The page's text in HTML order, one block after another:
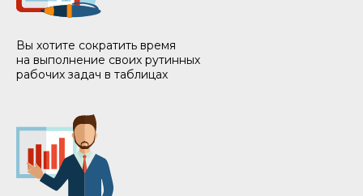
Вы хотите сократить время
на выполнение своих рутинных
рабочих задач в таблицах